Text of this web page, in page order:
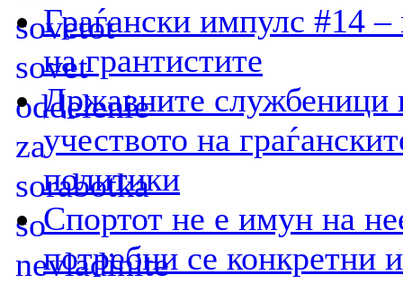
Граѓански импулс #14 –
на грантистите
Државните службеници
учеството на
политики
Спортот не е имун на
потребни се конкретни